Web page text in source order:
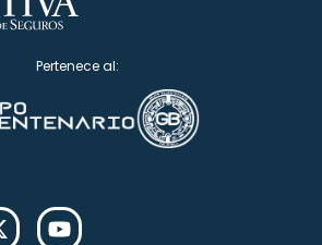
Pertenece al: